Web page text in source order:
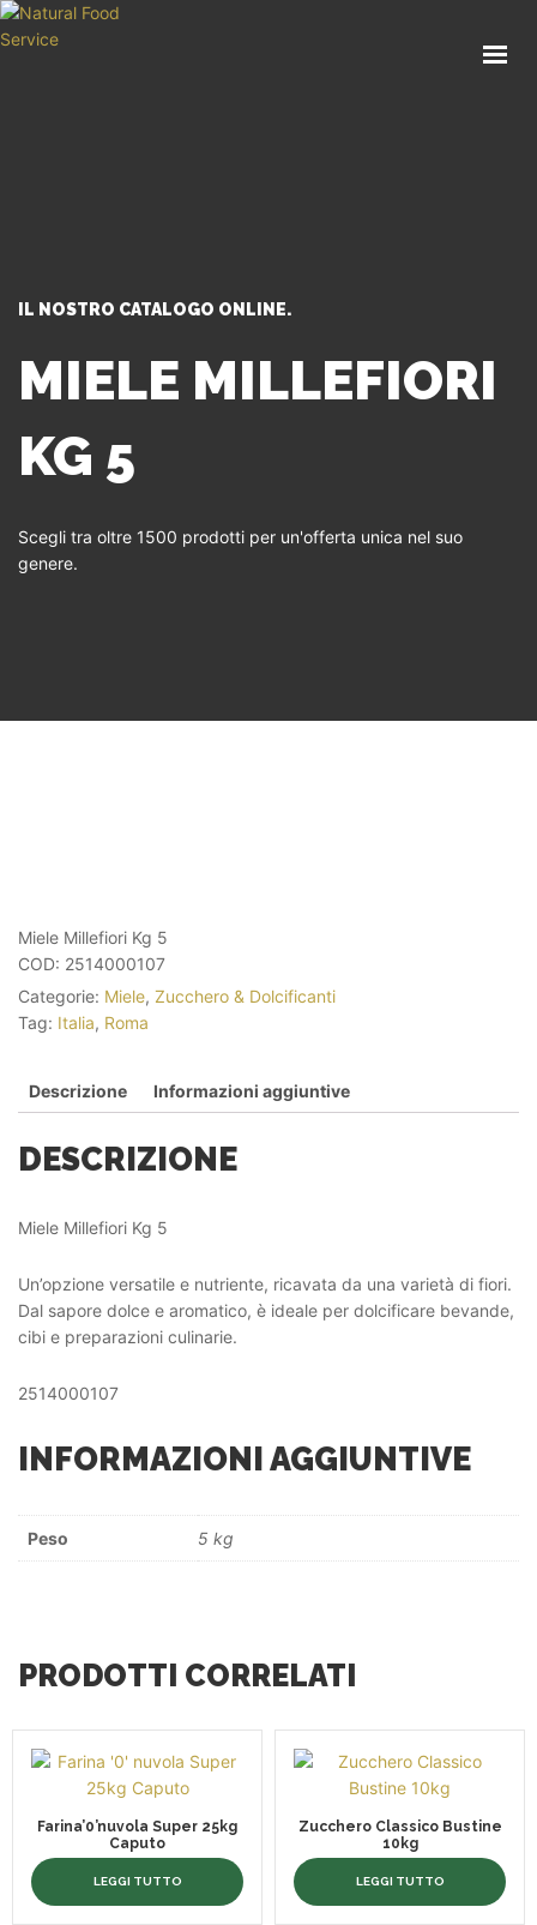
IL NOSTRO CATALOGO ONLINE.
MIELE MILLEFIORI
KG 5
Scegli tra oltre 1500 prodotti per un'offerta unica nel suo
genere.
Miele Millefiori Kg 5
COD: 2514000107
Categorie: Miele, Zucchero & Dolcificanti
Tag: Italia, Roma
Descrizione Informazioni aggiuntive
DESCRIZIONE
Miele Millefiori Kg 5
Un’opzione versatile e nutriente, ricavata da una varietà di fiori.
Dal sapore dolce e aromatico, è ideale per dolcificare bevande,
cibi e preparazioni culinarie.
2514000107
INFORMAZIONI AGGIUNTIVE
Peso 5 kg
PRODOTTI CORRELATI
Farina’0’nuvola Super 25kg
Caputo
LEGGI TUTTO
Zucchero Classico Bustine
10kg
LEGGI TUTTO